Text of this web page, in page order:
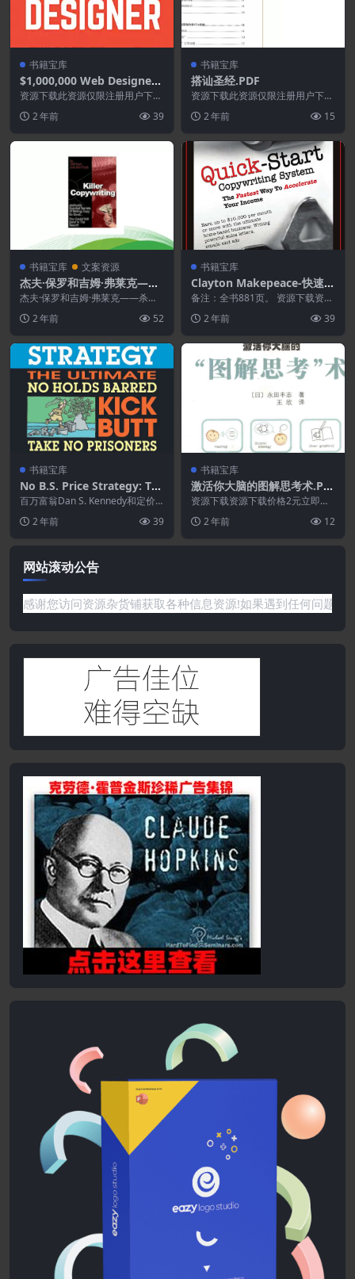
书籍宝库
$1,000,000 Web Designer
Guide A Practical Guide fo
r Wealth and Freedom as
an Online Freelancer-Fox
Web School.epub
资源下载此资源仅限注册用户下
保证所有资源永久更新资...
2 年前 39
书籍宝库
搭讪圣经.PDF
资源下载此资源仅限注册用户下
保证所有资源永久更新资...
2 年前 15
书籍宝库 文案资源
杰夫·保罗和吉姆·弗莱克——
杀手文案电子书
杰夫·保罗和吉姆·弗莱克——杀手
文案电子书 “发现一个神奇的公
式，即使是文盲辍学...
2 年前 52
书籍宝库
Clayton Makepeace-快速启
动文案系统.PDF
备注：全书881页。 资源下载资源
下载价格199元立即购买特别提醒:
本网站不保证...
2 年前 39
书籍宝库
No B.S. Price Strategy: Th
e Ultimate No Holds Barre
d Kick Butt Take No Priso
ner Guide to Profits, Pow
er, and Prosperity
百万富翁Dan S. Kennedy和定价/
2 年前 39
书籍宝库
激活你大脑的图解思考术.PD
F
资源下载资源下载价格2元立即购
2 年前 12
网站滚动公告
访问资源杂货铺获取各种信息资源!如果遇到任何问题或是网站